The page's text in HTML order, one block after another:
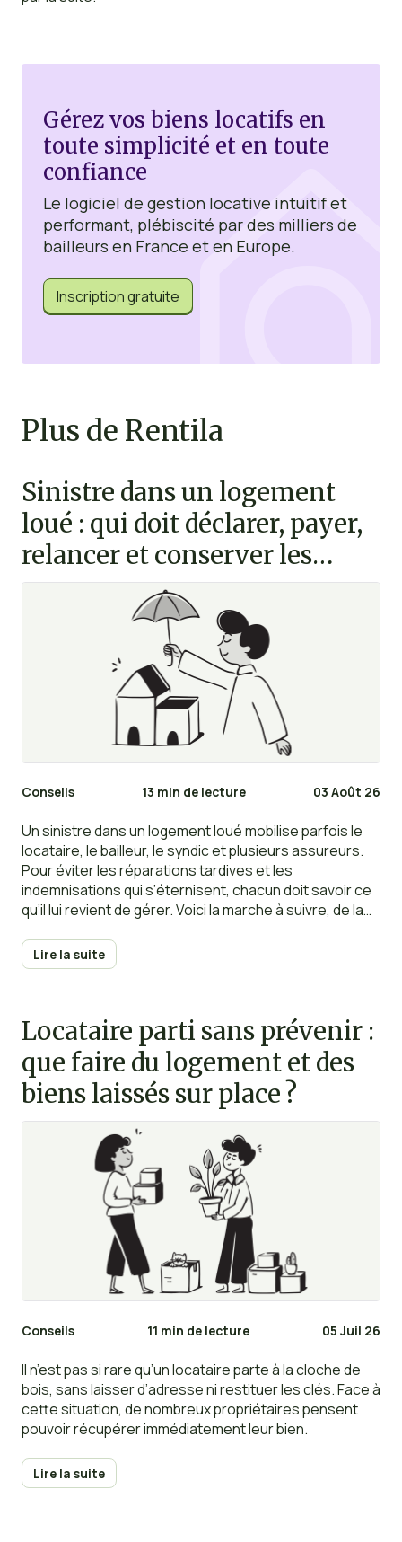
Gérez vos biens locatifs en
toute simplicité et en toute
confiance
Le logiciel de gestion locative intuitif et
performant, plébiscité par des milliers de
bailleurs en France et en Europe.
Inscription gratuite
Plus de Rentila
Sinistre dans un logement
loué : qui doit déclarer, payer,
relancer et conserver les
preuves ?
Conseils 13 min de lecture 03 Août 26
Un sinistre dans un logement loué mobilise parfois le
locataire, le bailleur, le syndic et plusieurs assureurs.
Pour éviter les réparations tardives et les
indemnisations qui s’éternisent, chacun doit savoir ce
qu’il lui revient de gérer. Voici la marche à suivre, de la
Lire la suite
Locataire parti sans prévenir :
que faire du logement et des
biens laissés sur place ?
Conseils 11 min de lecture 05 Juil 26
Il n’est pas si rare qu’un locataire parte à la cloche de
bois, sans laisser d’adresse ni restituer les clés. Face à
cette situation, de nombreux propriétaires pensent
pouvoir récupérer immédiatement leur bien.
Lire la suite